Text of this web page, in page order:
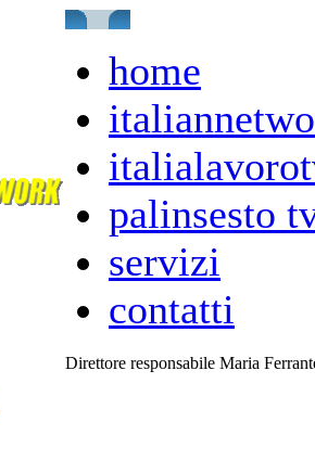
home
palinsesto
servizi
contatti
Direttore responsabile Maria